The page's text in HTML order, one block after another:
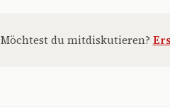
Möchtest du mitdiskutieren?